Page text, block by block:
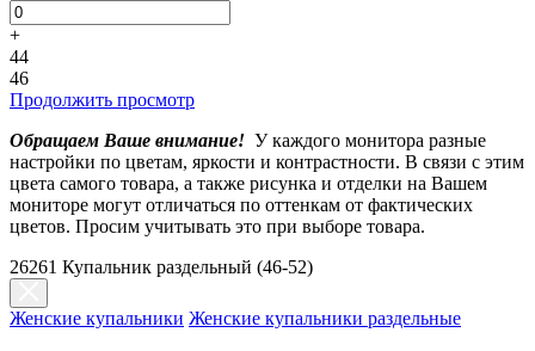
+
44
46
Продолжить просмотр
Обращаем Ваше внимание! У каждого монитора разные
настройки по цветам, яркости и контрастности. В связи с этим
цвета самого товара, а также рисунка и отделки на Вашем
мониторе могут отличаться по оттенкам от фактических
цветов. Просим учитывать это при выборе товара.
26261 Купальник раздельный (46-52)
Женские купальники Женские купальники раздельные